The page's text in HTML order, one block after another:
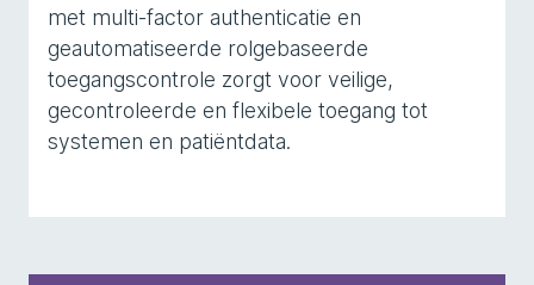
met multi-factor authenticatie en
geautomatiseerde rolgebaseerde
toegangscontrole zorgt voor veilige,
gecontroleerde en flexibele toegang tot
systemen en patiëntdata.